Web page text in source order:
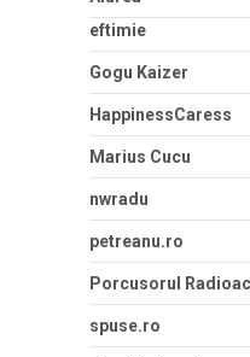
eftimie
Gogu Kaizer
HappinessCaress
Marius Cucu
nwradu
petreanu.ro
Porcusorul
spuse.ro